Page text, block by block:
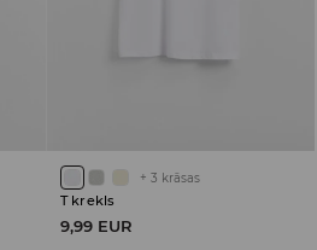
+ 3 krāsas
T krekls
9,99 EUR